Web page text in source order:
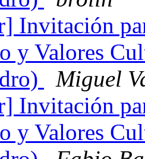
Invitación
y Valores
Miguel
Invitación
y Valores